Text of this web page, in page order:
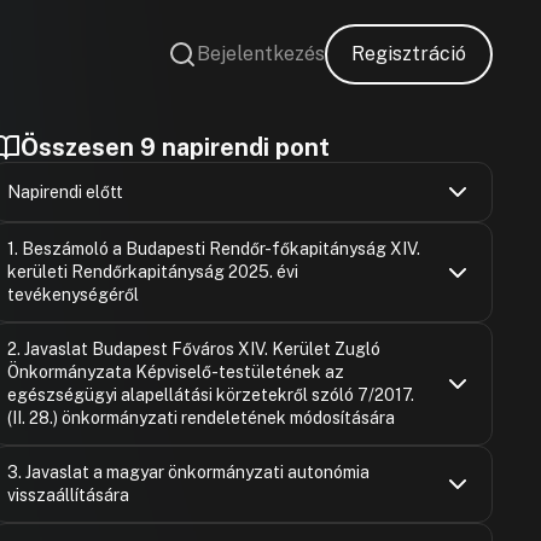
Bejelentkezés Regisztráció
Összesen 9 napirendi pont
Napirendi előtt
Rózsa
Felszólaló
Rózsa
1. Beszámoló a Budapesti Rendőr-főkapitányság XIV.
kerületi Rendőrkapitányság 2025. évi
tevékenységéről
Rózsa
Pécsi Diána
Rózsa
Rózsa
2. Javaslat Budapest Főváros XIV. Kerület Zugló
Önkormányzata Képviselő-testületének az
egészségügyi alapellátási körzetekről szóló 7/2017.
(II. 28.) önkormányzati rendeletének módosítására
3. Javaslat a magyar önkormányzati autonómia
visszaállítására
Pécsi Diána